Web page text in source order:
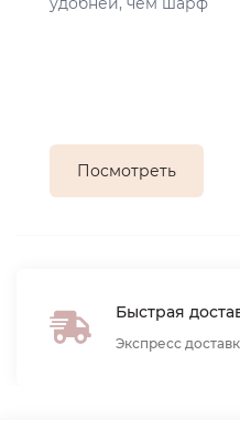
Посмотреть
Быстрая
Экспресс